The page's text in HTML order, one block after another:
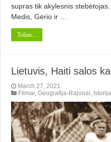
supras tik akylesnis
Medis, Gėrio ir …
Toliau...
Lietuvis, Haiti salos
March 27, 2021
Filmai ,Geografija-Rajonai Istorija